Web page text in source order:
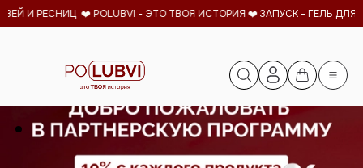
И РЕСНИЦ ❤️ POLUBVI - ЭТО ТВОЯ ИСТОРИЯ ❤️ЗАПУСК - ГЕЛЬ ДЛЯ